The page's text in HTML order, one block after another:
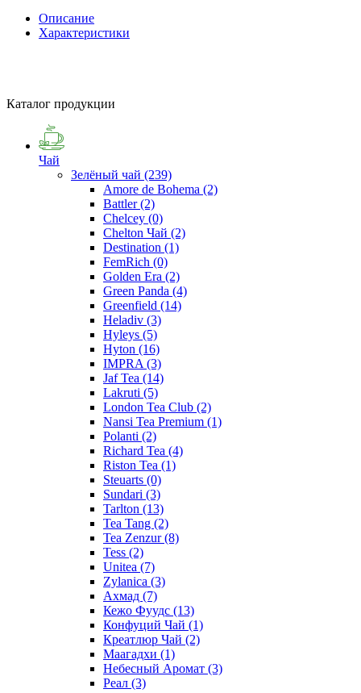
Описание
Характеристики
Каталог продукции
Чай
Зелёный чай (239)
Amore de Bohema (2)
Battler(2)
Chelcey (0)
Chelton Чай (2)
Destination (1)
FemRich (0)
Golden Era (2)
Green Panda (4)
Greenfield (14)
Heladiv (3)
Hyleys (5)
Hyton (16)
IMPRA (3)
Jaf Tea (14)
Lakruti (5)
London Tea Club (2)
Nansi Tea Premium (1)
Polanti (2)
Richard Tea (4)
Riston Tea (1)
Steuarts (0)
Sundari (3)
Tarlton (13)
Tea Tang (2)
Tea Zenzur(8)
Tess (2)
Unitea (7)
Zylanica (3)
Ахмад (7)
Кежо Фуудс (13)
Конфуций Чай (1)
Креатлюр Чай (2)
Маагадхи (1)
Небесный Аромат (3)
Реал (3)